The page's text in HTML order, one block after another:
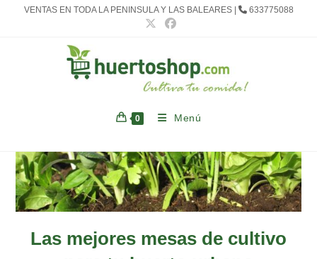
VENTAS EN TODA LA PENINSULA Y LAS BALEARES | 633775088
0 Menú
Las mejores mesas de cultivo